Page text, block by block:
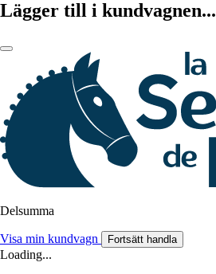
Lägger till i kundvagnen...
Delsumma
Visa min kundvagn Fortsätt handla
Loading...